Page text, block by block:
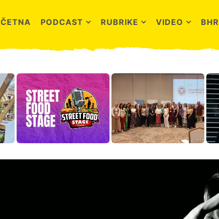
PODCAST RUBRIKE VIDEO